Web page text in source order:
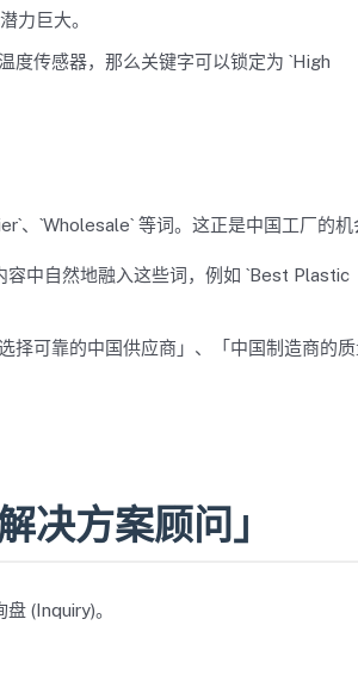
力巨大。
度传感器，那么关键字可以锁定为 `High
、`Wholesale` 等词。这正是中国工厂的机
中自然地融入这些词，例如 `Best Plastic
择可靠的中国供应商」、「中国制造商的质
决方案顾问」
(Inquiry)。